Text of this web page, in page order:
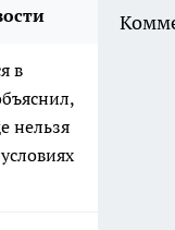
в
нельзя